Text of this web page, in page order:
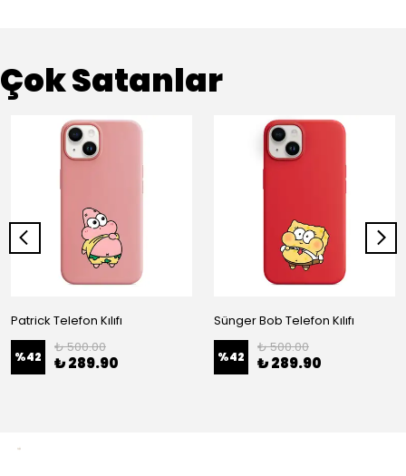
Çok Satanlar
Patrick Telefon Kılıfı
%42
₺ 500.00
₺ 289.90
Sünger Bob Telefon Kılıfı
%42
₺ 500.00
₺ 289.90